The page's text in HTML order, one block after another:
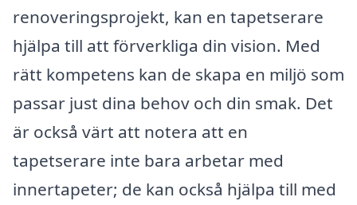
renoveringsprojekt, kan en tapetserare
hjälpa till att förverkliga din vision. Med
rätt kompetens kan de skapa en miljö som
passar just dina behov och din smak. Det
är också värt att notera att en
tapetserare inte bara arbetar med
innertapeter; de kan också hjälpa till med